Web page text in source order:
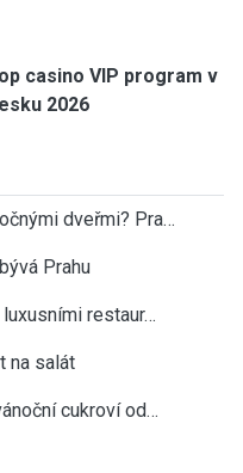
casino VIP program v
2026
dveřmi? Pra…
Prahu
restaur…
na salát
cukroví od…